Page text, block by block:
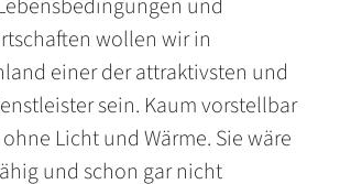
und
wollen wir in
einer der attraktivsten und
sein. Kaum vorstellbar
Licht und Wärme. Sie wäre
und schon gar nicht